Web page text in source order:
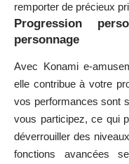
remporter de précieux
Progression
personnage
Avec Konami e-
elle contribue à votre
vos performances sont
vous participez, ce qui
déverrouiller des
fonctions avancées